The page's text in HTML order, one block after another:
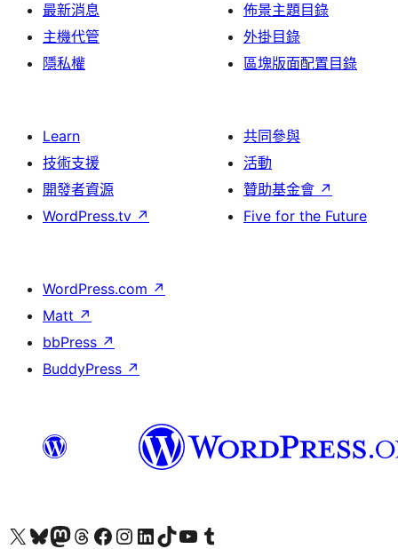
最新消息
主機代管
隱私權
佈景主題目錄
外掛目錄
區塊版面配置目錄
Learn
技術支援
開發者資源
WordPress.tv ↗
共同參與
活動
贊助基金會 ↗
Five for the Future
WordPress.com ↗
Matt ↗
bbPress ↗
BuddyPress ↗
查看我們的 X (之前的 Twitter) 帳號造訪我們的 Bluesky 帳號造訪我們的 Mastodon 帳號造訪我們的 Threads 帳號 造訪我們的 Facebook 粉絲專頁Visit our Instagram account
Visit our LinkedIn account
造訪我們的 TikTok 帳號Visit our YouTube channel
造訪我們的 Tumblr 帳號